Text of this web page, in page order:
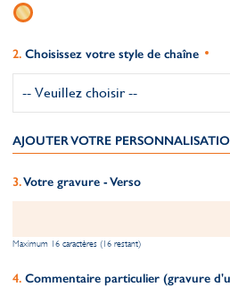
Choisissez votre style de chaîne
AJOUTER VOTRE
Votre gravure - Verso
Maximum 16 caractères (16 restant)
Commentaire particulier (gravure